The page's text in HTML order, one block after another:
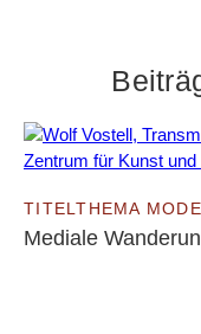
TITELTHEMA
Mediale